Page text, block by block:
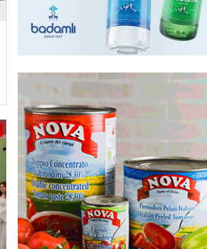
Xameneyinin ofisi Pezeşkianın istefası
ilə bağlı iddiaları təkzib etdi
05.08.2026 116
GÜNDƏM
Xəzərə bu canlıların hücumu başlayıb?
– Görüntülər narahatlıq yaratdı: FOTO
05.08.2026- 14:00 98
GÜNDƏM
MAAŞ, PENSİYA VƏ MÜAVİNƏTLƏR
YENİDƏN ARTIRILACAQ? – Mühüm
AÇIQLAMA
05.08.2026- 13:45 139